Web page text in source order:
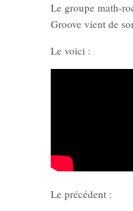
Le groupe math-
Groove vient de
Le voici :
Le précédent :